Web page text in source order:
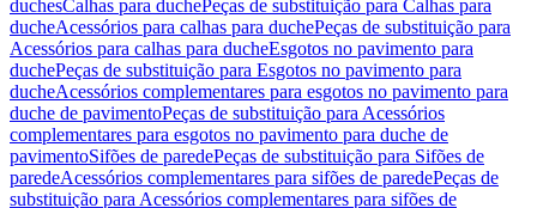
duchesCalhas para duchePeças de substituição para Calhas para
ducheAcessórios para calhas para duchePeças de substituição para
Acessórios para calhas para ducheEsgotos no pavimento para
duchePeças de substituição para Esgotos no pavimento para
ducheAcessórios complementares para esgotos no pavimento para
duche de pavimentoPeças de substituição para Acessórios
complementares para esgotos no pavimento para duche de
pavimentoSifões de paredePeças de substituição para Sifões de
paredeAcessórios complementares para sifões de paredePeças de
substituição para Acessórios complementares para sifões de